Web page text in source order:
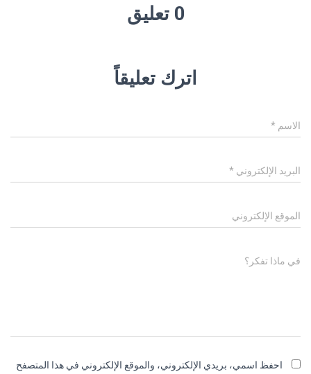
0 تعليق
اترك تعليقاً
الاسم *
البريد الإلكتروني *
الموقع الإلكتروني
في ماذا تفكر؟
احفظ اسمي، بريدي الإلكتروني، والموقع الإلكتروني في هذا المتصفح